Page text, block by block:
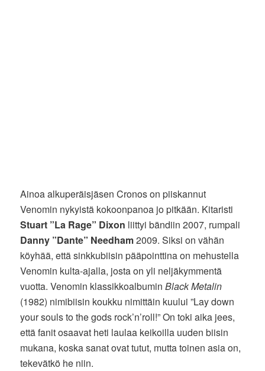
Ainoa alkuperäisjäsen Cronos on piiskannut
Venomin nykyistä kokoonpanoa jo pitkään. Kitaristi
Stuart ”La Rage” Dixon liittyi bändiin 2007, rumpali
Danny ”Dante” Needham2009. Siksi on vähän
köyhää, että sinkkubiisin pääpointtina on mehustella
Venomin kulta-ajalla, josta on yli neljäkymmentä
vuotta. Venomin klassikkoalbuminBlack Metalin
(1982) nimibiisin koukku nimittäin kuului ”Lay down
your souls to the gods rock’n’roll!” On toki aika jees,
että fanit osaavat heti laulaa keikoilla uuden biisin
mukana, koska sanat ovat tutut, mutta toinen asia on,
tekevätkö he niin.